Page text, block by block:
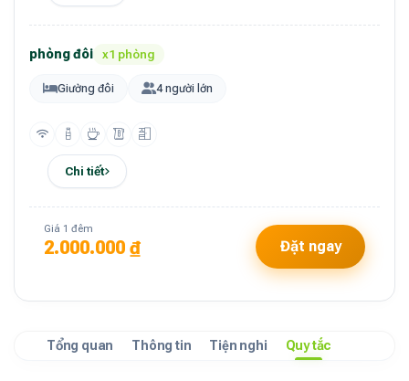
phòng đôi x1 phòng
Giường đôi 4 người lớn
Chi tiết
Giá 1 đêm
2.000.000 ₫ Đặt ngay
Tổng quan Thông tin Tiện nghi Quy tắc